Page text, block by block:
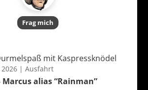
Frag mich
mit Kaspressknödel
| Ausfahrt
alias “Rainman”